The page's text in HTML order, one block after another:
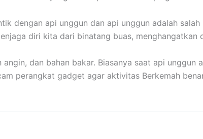
dengan api unggun dan api unggun adalah
diri kita dari binatang buas, menghangatkan
dan bahan bakar. Biasanya saat api unggun
perangkat gadget agar aktivitas Berkemah